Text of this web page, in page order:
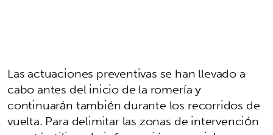
Las actuaciones preventivas se han llevado a
cabo antes del inicio de la romería y
continuarán también durante los recorridos de
vuelta. Para delimitar las zonas de intervención